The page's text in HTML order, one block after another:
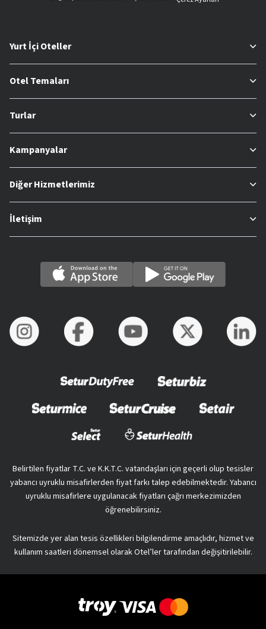
Yurt İçi Oteller
Otel Temaları
Turlar
Kampanyalar
Diğer Hizmetlerimiz
İletişim
Belirtilen fiyatlar T.C. ve K.K.T.C. vatandaşları için geçerli olup tesisler
yabancı uyruklu misafirlerden fiyat farkı talep edebilmektedir. Yabancı
uyruklu misafirlere uygulanacak fiyatları çağrı merkezimizden
öğrenebilirsiniz.
Sitemizde yer alan tesis özellikleri bilgilendirme amaçlıdır, hizmet ve
kullanım saatleri dönemsel olarak Otel’ler tarafından değişitirilebilir.